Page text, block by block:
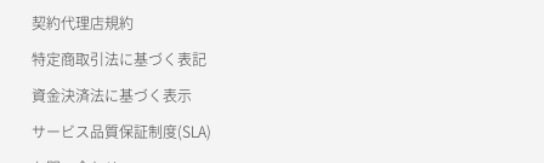
契約代理店規約
特定商取引法に基づく表記
資金決済法に基づく表示
サービス品質保証制度(SLA)